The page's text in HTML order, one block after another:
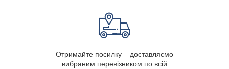
Отримайте посилку – доставляємо
вибраним перевізником по всій